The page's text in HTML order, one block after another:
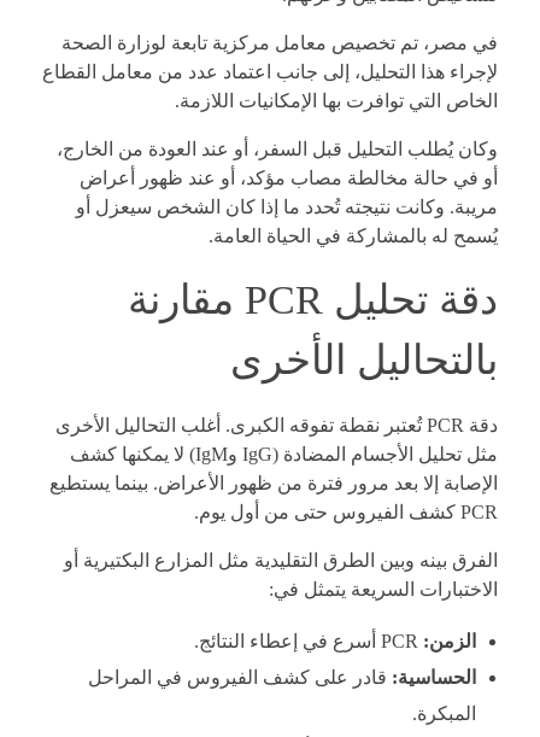
في مصر، تم تخصيص معامل مركزية تابعة لوزارة الصحة
لإجراء هذا التحليل، إلى جانب اعتماد عدد من معامل القطاع
الخاص التي توافرت بها الإمكانيات اللازمة.
وكان يُطلب التحليل قبل السفر، أو عند العودة من الخارج،
أو في حالة مخالطة مصاب مؤكد، أو عند ظهور أعراض
مريبة. وكانت نتيجته تُحدد ما إذا كان الشخص سيعزل أو
يُسمح له بالمشاركة في الحياة العامة.
دقة تحليل PCR مقارنة
بالتحاليل الأخرى
دقة PCR تُعتبر نقطة تفوقه الكبرى. أغلب التحاليل الأخرى
مثل تحليل الأجسام المضادة (IgG وIgM) لا يمكنها كشف
الإصابة إلا بعد مرور فترة من ظهور الأعراض. بينما يستطيع
PCR كشف الفيروس حتى من أول يوم.
الفرق بينه وبين الطرق التقليدية مثل المزارع البكتيرية أو
الاختبارات السريعة يتمثل في:
الزمن:
الحساسية: قادر على كشف الفيروس في المراحل
المبكرة.